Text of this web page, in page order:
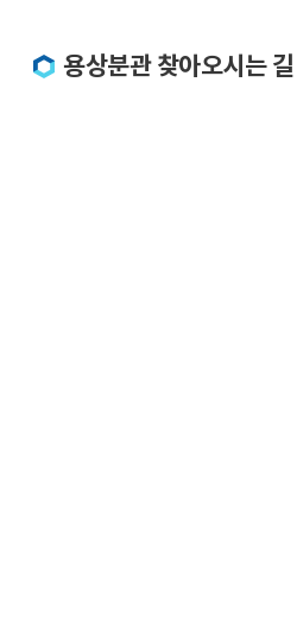
용상분관 찾아오시는 길